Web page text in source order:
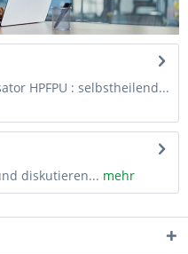
HPFPU : selbstheilend...
diskutieren... mehr